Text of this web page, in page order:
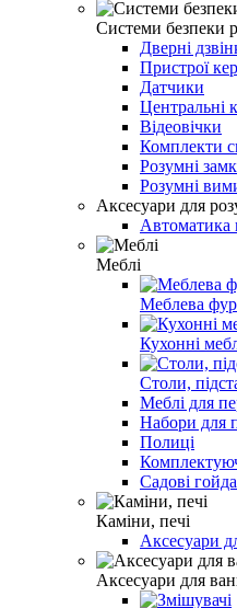
Системи безпеки
Дверні
Пристрої
Датчики
Центральні
Відеовічки
Комплекти
Розумні
Розумні
Аксесуари для
Автоматика
Меблі
Меблева
Кухонні
Столи,
Меблі для
Набори для
Полиці
Садові
Каміни, печі
Аксесуари
Аксесуари для